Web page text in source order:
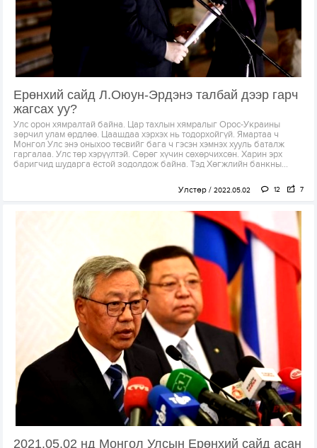
Ерөнхий сайд Л.Оюун-Эрдэнэ талбай дээр гарч
жагсах уу?
Улс орон хямралтай байна. Цар тахлын хямралыг Орос-Украины
зөрчил улам өрдлөө. Цаашдаа хэрхэх нь тодорхойгүй. Ямартаа ч
Монгол Улс энэ оныхоо төсвийг бага ч гэсэн хэмнэх хууль баталж
гаргалаа. Улс төр хэрүүлтэй. Сөрөг хүчин сөхөрчихсөн. Харин эрх
баригчид шударга ёстой зодолдож байна. Тэд Хөгжлийн банкны...
Улстөр 2022.05.02 12 7
2021.05.02 нд Монгол Улсын Ерөнхий сайд асан